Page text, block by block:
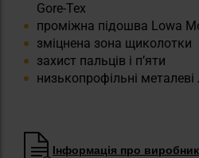
Gore-Tex
проміжна підошва Lowa
зміцнена зона щиколотки
захист пальців і п’яти
низькопрофільні
Інформація про